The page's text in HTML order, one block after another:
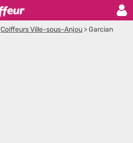
Coiffeurs Ville-sous-Anjou >Garcian